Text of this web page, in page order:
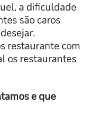
a dificuldade
são caros
restaurante com
os restaurantes
e que